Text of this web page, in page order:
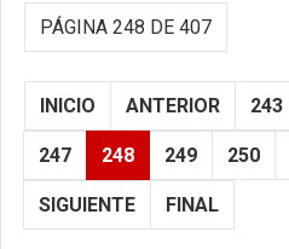
PÁGINA 248 DE 407
INICIO ANTERIOR 243
247 248 249 250
SIGUIENTE FINAL